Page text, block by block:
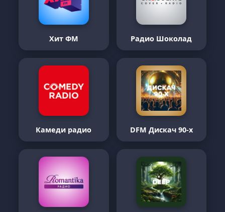
Хит ФМ Радио Шоколад
Камеди радио DFM Дискач 90-х